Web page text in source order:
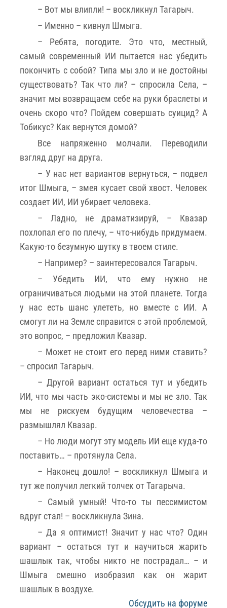
– Вот мы влипли! – воскликнул Тагарыч.
– Именно – кивнул Шмыга.
– Ребята, погодите. Это что, местный,
самый современный ИИ пытается нас убедить
покончить с собой? Типа мы зло и не достойны
существовать? Так что ли? – спросила Села, –
значит мы возвращаем себе на руки браслеты и
очень скоро что? Пойдем совершать суицид? А
Тобикус? Как вернутся домой?
Все напряженно молчали. Переводили
взгляд друг на друга.
– У нас нет вариантов вернуться, – подвел
итог Шмыга, – змея кусает свой хвост. Человек
создает ИИ, ИИ убирает человека.
– Ладно, не драматизируй, – Квазар
похлопал его по плечу, – что-нибудь придумаем.
Какую-то безумную шутку в твоем стиле.
– Например? – заинтересовался Тагарыч.
– Убедить ИИ, что ему нужно не
ограничиваться людьми на этой планете. Тогда
у нас есть шанс улететь, но вместе с ИИ. А
смогут ли на Земле справится с этой проблемой,
это вопрос, – предложил Квазар.
– Может не стоит его перед ними ставить?
– спросил Тагарыч.
– Другой вариант остаться тут и убедить
ИИ, что мы часть эко-системы и мы не зло. Так
мы не рискуем будущим человечества –
размышлял Квазар.
– Но люди могут эту модель ИИ еще куда-то
поставить… – протянула Села.
– Наконец дошло! – воскликнул Шмыга и
тут же получил легкий толчек от Тагарыча.
– Самый умный! Что-то ты пессимистом
вдруг стал! – воскликнула Зина.
– Да я оптимист! Значит у нас что? Один
вариант – остаться тут и научиться жарить
шашлык так, чтобы никто не пострадал… – и
Шмыга смешно изобразил как он жарит
шашлык в воздухе.
Обсудить на форуме